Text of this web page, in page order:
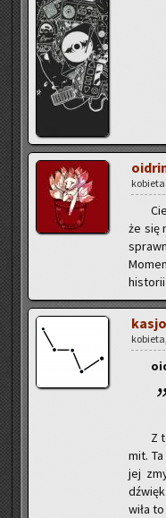
ko­bie­ta
że się
Z
mit.
jej
wi­ła